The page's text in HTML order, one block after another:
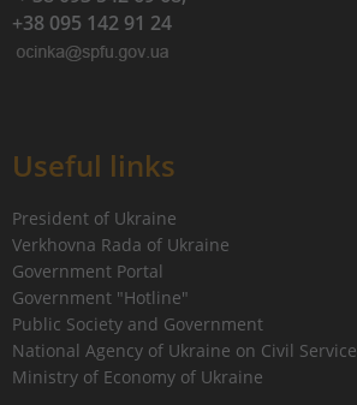
+38 095 142 91 24
Useful links
President of Ukraine
Verkhovna Rada of Ukraine
Government Portal
Government "Hotline"
Public Society and Government
National Agency of Ukraine on Civil Service
Ministry of Economy of Ukraine